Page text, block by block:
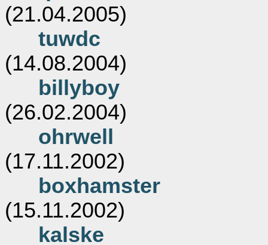
(21.04.2005)
tuwdc
(14.08.2004)
billyboy
(26.02.2004)
ohrwell
(17.11.2002)
boxhamster
(15.11.2002)
kalske